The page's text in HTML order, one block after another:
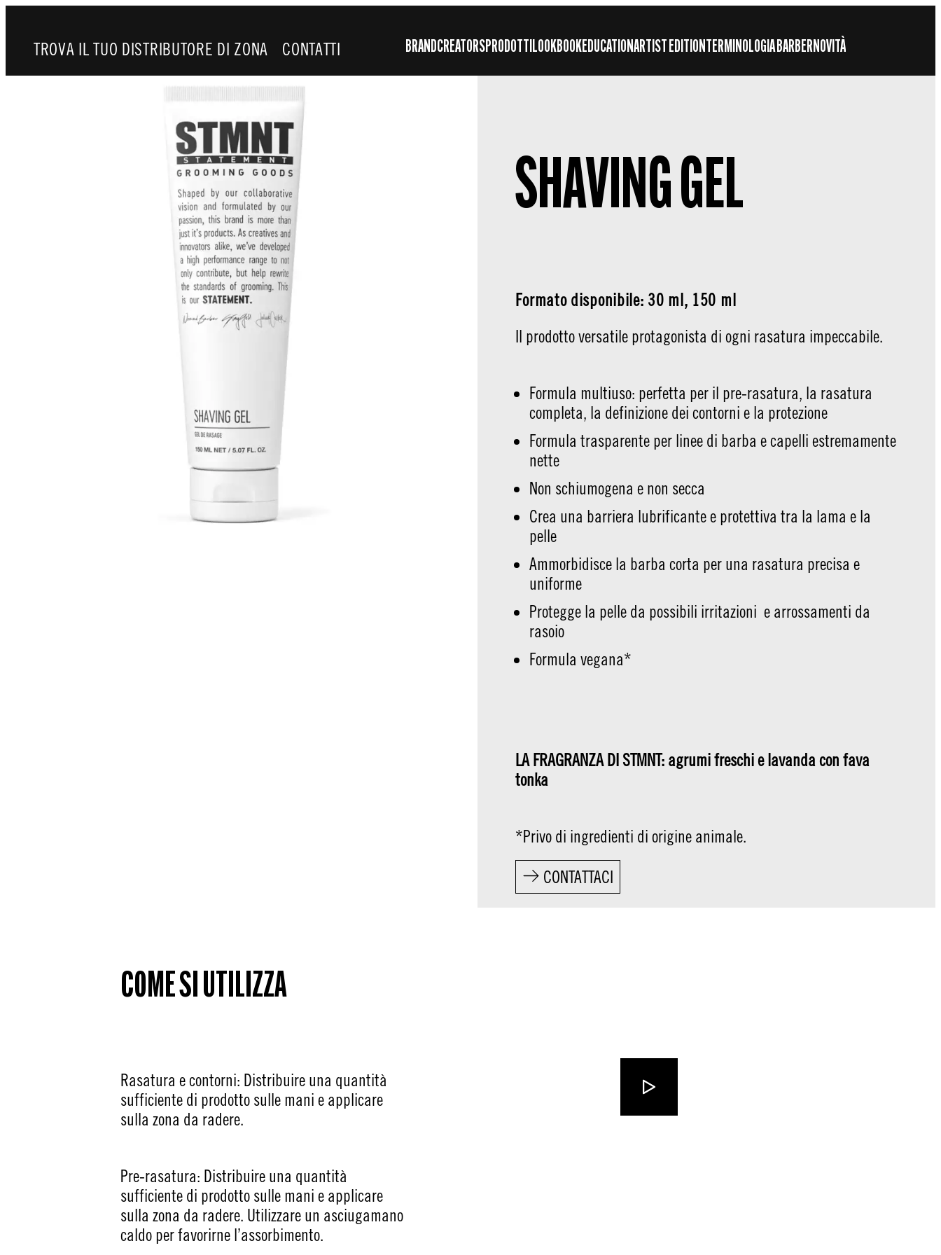
BRANDCREATORSPRODOTTILOOKBOOKEDUCATIONARTIST EDITIONTERMINOLOGIA BARBERNOVITÀ
TROVA IL TUO DISTRIBUTORE DI ZONA CONTATTI
SHAVING GEL
Formato disponibile: 30 ml, 150 ml
Il prodotto versatile protagonista di ogni rasatura impeccabile.
Formula multiuso: perfetta per il pre-rasatura, la rasatura
completa, la definizione dei contorni e la protezione
Formula trasparente per linee di barba e capelli estremamente
nette
Non schiumogena e non secca
Crea una barriera lubrificante e protettiva tra la lama e la
pelle
Ammorbidisce la barba corta per una rasatura precisa e
uniforme
Protegge la pelle da possibili irritazioni e arrossamenti da
rasoio
Formula vegana*
LA FRAGRANZA DI STMNT: agrumi freschi e lavanda con fava
tonka
*Privo di ingredienti di origine animale.
CONTATTACI
COME SI UTILIZZA
Rasatura e contorni: Distribuire una quantità
sufficiente di prodotto sulle mani e applicare
sulla zona da radere.
Pre-rasatura: Distribuire una quantità
sufficiente di prodotto sulle mani e applicare
sulla zona da radere. Utilizzare un asciugamano
caldo per favorirne l’assorbimento.